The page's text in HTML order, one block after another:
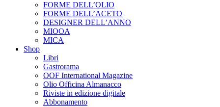
FORME DELL’OLIO
FORME DELL’ACETO
DESIGNER DELL’ANNO
MIOOA
MICA
Shop
Libri
Gastrorama
OOF International Magazine
Olio Officina Almanacco
Riviste in edizione digitale
Abbonamento